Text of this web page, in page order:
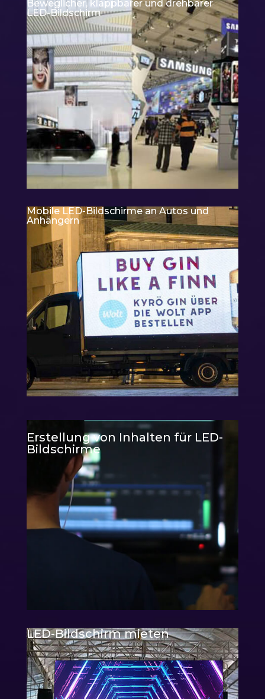
Beweglicher, klappbarer und drehbarer
LED-Bildschirm
Mobile LED-Bildschirme an Autos und
Anhängern
Erstellung von Inhalten für LED-
Bildschirme
LED-Bildschirm mieten